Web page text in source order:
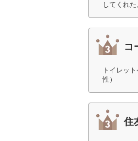
してくれ
コ
トイレッ
性）
住